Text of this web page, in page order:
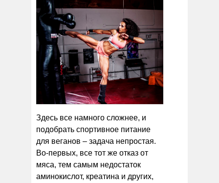
Здесь все намного сложнее, и
подобрать спортивное питание
для веганов – задача непростая.
Во-первых, все тот же отказ от
мяса, тем самым недостаток
аминокислот, креатина и других,